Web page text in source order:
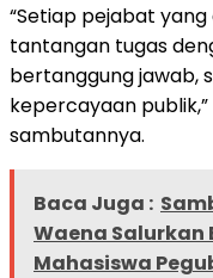
“Setiap pejabat
tantangan tugas
bertanggung jawab,
kepercayaan
sambutannya.
Baca Juga :
Waena Salurkan
Mahasiswa